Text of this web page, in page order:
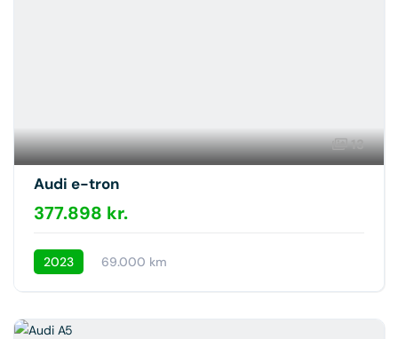
13
Audi e-tron
377.898 kr.
2023 69.000 km